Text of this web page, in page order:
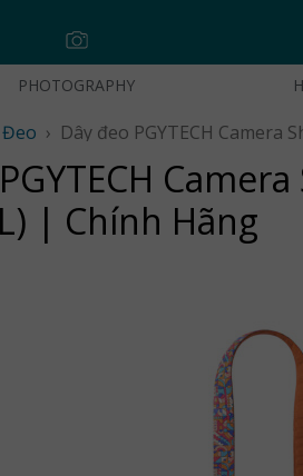
PHOTOGRAPHY
Đeo ›
| Chính Hãng